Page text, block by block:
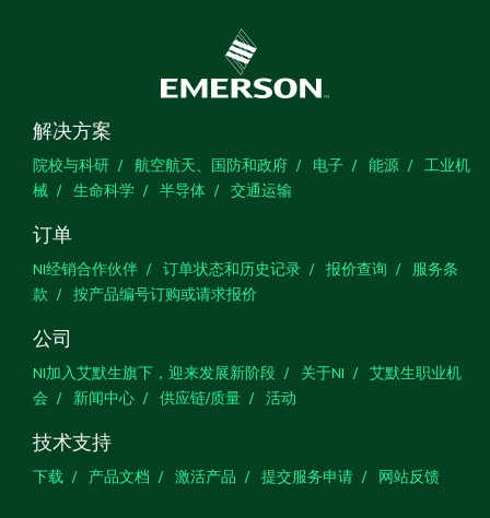
解决方案
院校与科研 航空航天、国防和政府 电子 能源
工业机
械
生命科学 半导体 交通运输
订单
NI经销合作伙伴 订单状态和历史记录 报价查询
服务条
款
按产品编号订购或请求报价
公司
NI加入艾默生旗下，迎来发展新阶段 关于NI
艾默生职业机
会
新闻中心 供应链/质量 活动
技术支持
下载 产品文档 激活产品 提交服务申请 网站反馈